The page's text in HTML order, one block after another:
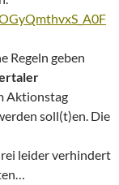
Regeln geben
Aktionstag
soll(t)en. Die
leider verhindert